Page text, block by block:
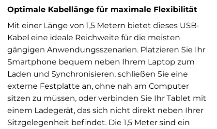
Optimale Kabellänge für maximale Flexibilität
Mit einer Länge von 1,5 Metern bietet dieses USB-
Kabel eine ideale Reichweite für die meisten
gängigen Anwendungsszenarien. Platzieren Sie Ihr
Smartphone bequem neben Ihrem Laptop zum
Laden und Synchronisieren, schließen Sie eine
externe Festplatte an, ohne nah am Computer
sitzen zu müssen, oder verbinden Sie Ihr Tablet mit
einem Ladegerät, das sich nicht direkt neben Ihrer
Sitzgelegenheit befindet. Die 1,5 Meter sind ein